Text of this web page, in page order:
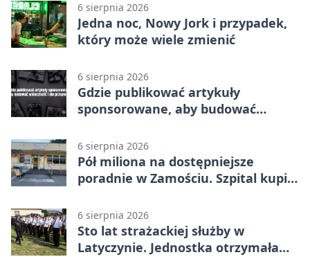
6 sierpnia 2026
Jedna noc, Nowy Jork i przypadek,
który może wiele zmienić
6 sierpnia 2026
Gdzie publikować artykuły
sponsorowane, aby budować
6 sierpnia 2026
Pół miliona na dostępniejsze
poradnie w Zamościu. Szpital kupi
6 sierpnia 2026
Sto lat strażackiej służby w
Latyczynie. Jednostka otrzymała